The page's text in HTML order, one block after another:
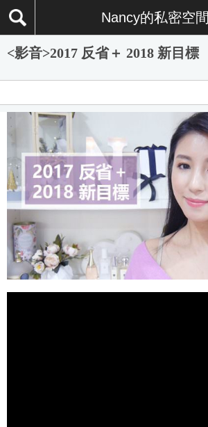
Nancy的私密空間
<影音>2017 反省＋ 2018 新目標